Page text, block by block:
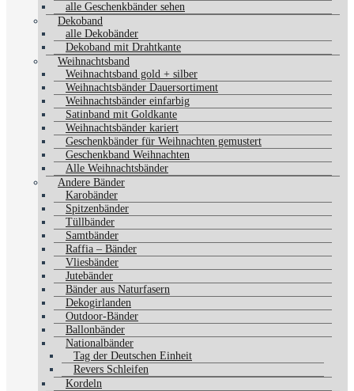
alle Geschenkbänder sehen
Dekoband
alle Dekobänder
Dekoband mit Drahtkante
Weihnachtsband
Weihnachtsband gold + silber
Weihnachtsbänder Dauersortiment
Weihnachtsbänder einfarbig
Satinband mit Goldkante
Weihnachtsbänder kariert
Geschenkbänder für Weihnachten gemustert
Geschenkband Weihnachten
Alle Weihnachtsbänder
Andere Bänder
Karobänder
Spitzenbänder
Tüllbänder
Samtbänder
Raffia – Bänder
Vliesbänder
Jutebänder
Bänder aus Naturfasern
Dekogirlanden
Outdoor-Bänder
Ballonbänder
Nationalbänder
Tag der Deutschen Einheit
Revers Schleifen
Kordeln